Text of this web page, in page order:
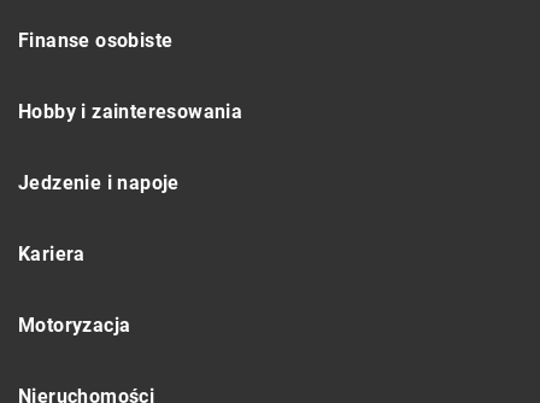
Finanse osobiste
Hobby i zainteresowania
Jedzenie i napoje
Kariera
Motoryzacja
Nieruchomości